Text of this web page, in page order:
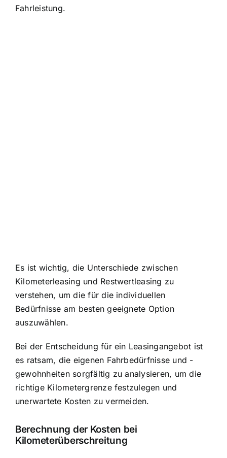
Fahrleistung.
Es ist wichtig, die Unterschiede zwischen
Kilometerleasing und Restwertleasing zu
verstehen, um die für die individuellen
Bedürfnisse am besten geeignete Option
auszuwählen.
Bei der Entscheidung für ein Leasingangebot ist
es ratsam, die eigenen Fahrbedürfnisse und -
gewohnheiten sorgfältig zu analysieren, um die
richtige Kilometergrenze festzulegen und
unerwartete Kosten zu vermeiden.
Berechnung der Kosten bei
Kilometerüberschreitung